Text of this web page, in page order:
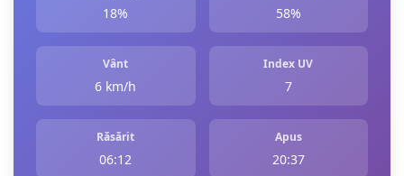
18% 58%
Vânt
6 km/h
Index UV
7
Răsărit
06:12
Apus
20:37